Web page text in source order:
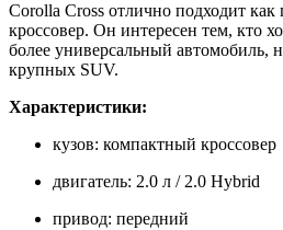
Corolla Cross отлично подходит
кроссовер. Он интересен тем, кто
более универсальный автомобиль,
крупных SUV.
Характеристики:
кузов: компактный кроссовер
двигатель: 2.0 л / 2.0 Hybrid
привод: передний